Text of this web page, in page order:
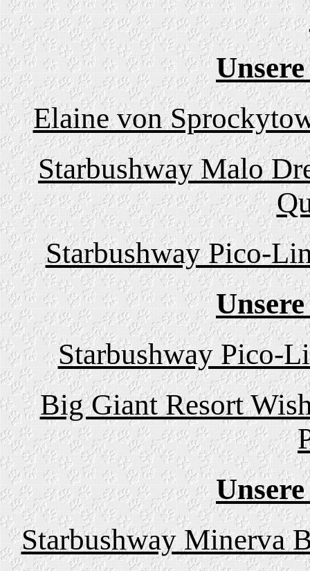
Elaine von
Starbushway Malo
Starbushway Pico-
Starbushway Pico-
Big Giant Resort
Starbushway Minerva